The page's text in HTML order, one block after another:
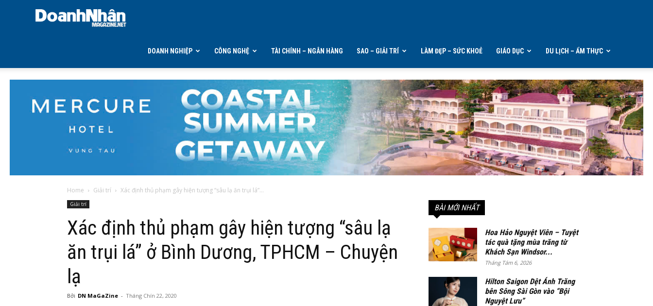
DOANH NGHIỆP CÔNG NGHỆ TÀI CHÍNH – NGÂN HÀNG SAO – GIẢI TRÍ LÀM ĐẸP – SỨC KHOẺ GIÁO DỤC DU LỊCH – ẨM THỰC
Home Giải trí Xác định thủ phạm gây hiện tượng “sâu lạ ăn trụi lá”...
Giải trí
Xác định thủ phạm gây hiện tượng “sâu lạ
ăn trụi lá” ở Bình Dương, TPHCM – Chuyện
lạ
Bởi DN MaGaZine - Tháng Chín 22, 2020
BÀI MỚI NHẤT
Hoa Hảo Nguyệt Viên – Tuyệt
tác quà tặng mùa trăng từ
Khách Sạn Windsor...
Tháng Tám 6, 2026
Hilton Saigon Dệt Ánh Trăng
bên Sông Sài Gòn vào “Bội
Nguyệt Lưu”